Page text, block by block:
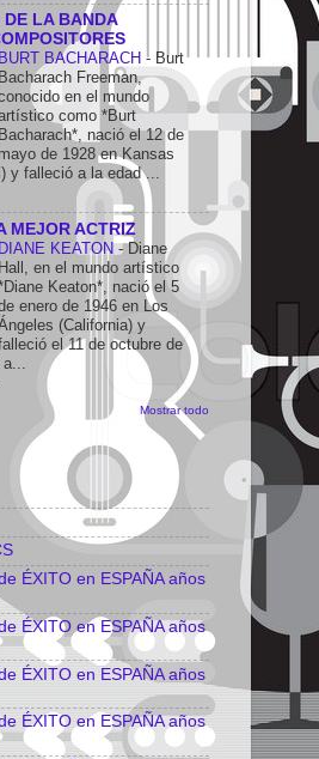
DE LA BANDA
BURT BACHARACH - Burt
Bacharach Freeman,
en el mundo
como *Burt
Bacharach*, nació el 12 de
mayo de 1928 en Kansas
y falleció a la edad ...
MEJOR ACTRIZ
DIANE KEATON-Diane
Hall, en el mundo artístico
Keaton*, nació el 5
enero de 1946 en Los
(California) y
el 11 de octubre de
Mostrar todo
ÉXITO en ESPAÑA años
ÉXITO en ESPAÑA años
ÉXITO en ESPAÑA años
ÉXITO en ESPAÑA años